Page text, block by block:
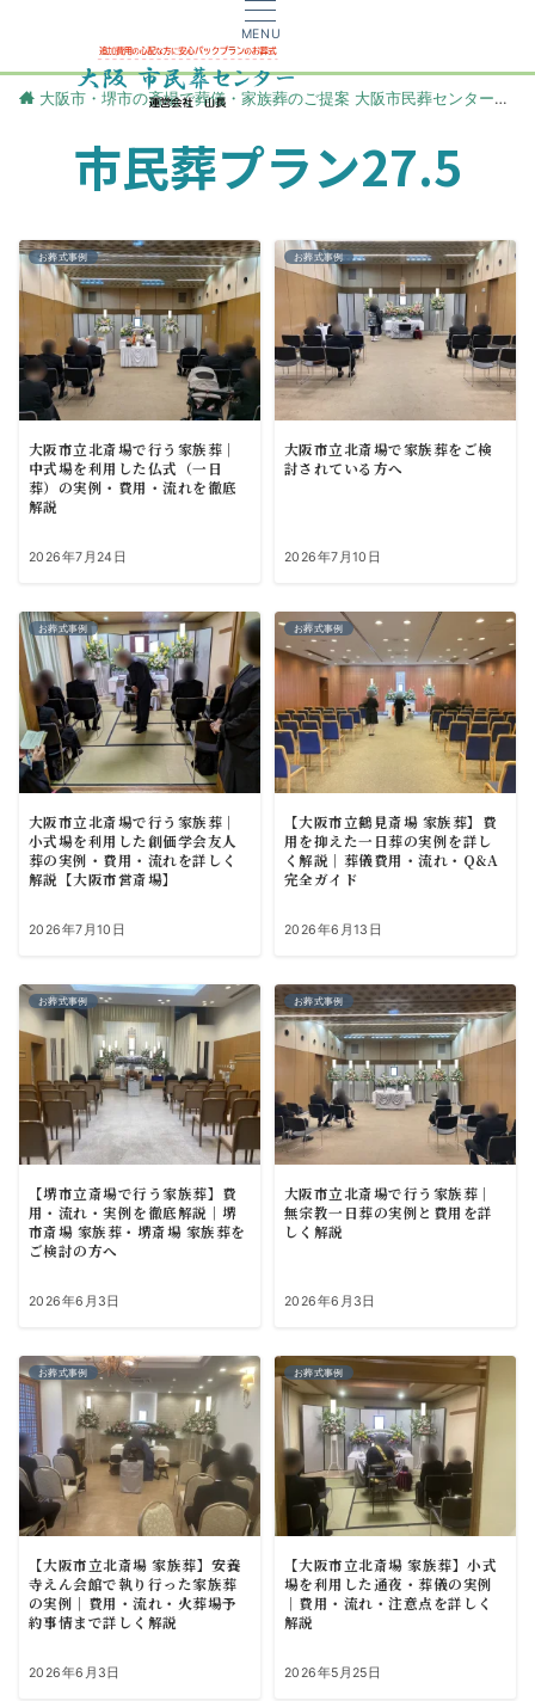
MENU
大阪市・堺市の斎場で葬儀・家族葬のご提案 大阪市民葬センター
市民葬プラン27.5
お葬式事例
大阪市立北斎場で行う家族葬｜
中式場を利用した仏式（一日
葬）の実例・費用・流れを徹底
解説
2026年7月24日
お葬式事例
大阪市立北斎場で家族葬をご検
討されている方へ
2026年7月10日
お葬式事例
大阪市立北斎場で行う家族葬｜
小式場を利用した創価学会友人
葬の実例・費用・流れを詳しく
解説【大阪市営斎場】
2026年7月10日
お葬式事例
【大阪市立鶴見斎場 家族葬】費
用を抑えた一日葬の実例を詳し
く解説｜葬儀費用・流れ・Q&A
完全ガイド
2026年6月13日
お葬式事例
【堺市立斎場で行う家族葬】費
用・流れ・実例を徹底解説｜堺
市斎場 家族葬・堺斎場 家族葬を
ご検討の方へ
2026年6月3日
お葬式事例
大阪市立北斎場で行う家族葬｜
無宗教一日葬の実例と費用を詳
しく解説
2026年6月3日
お葬式事例
【大阪市立北斎場 家族葬】安養
寺えん会館で執り行った家族葬
の実例｜費用・流れ・火葬場予
約事情まで詳しく解説
2026年6月3日
お葬式事例
【大阪市立北斎場 家族葬】小式
場を利用した通夜・葬儀の実例
｜費用・流れ・注意点を詳しく
解説
2026年5月25日